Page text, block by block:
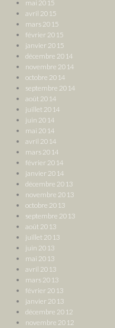
mai 2015
avril 2015
mars 2015
février 2015
janvier 2015
décembre 2014
novembre 2014
octobre 2014
septembre 2014
août 2014
juillet 2014
juin 2014
mai 2014
avril 2014
mars 2014
février 2014
janvier 2014
décembre 2013
novembre 2013
octobre 2013
septembre 2013
août 2013
juillet 2013
juin 2013
mai 2013
avril 2013
mars 2013
février 2013
janvier 2013
décembre 2012
novembre 2012